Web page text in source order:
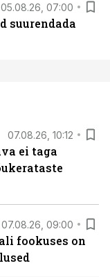
05.08.26, 07:00
suurendada
07.08.26, 10:12
ei taga
07.08.26, 09:00
fookuses on